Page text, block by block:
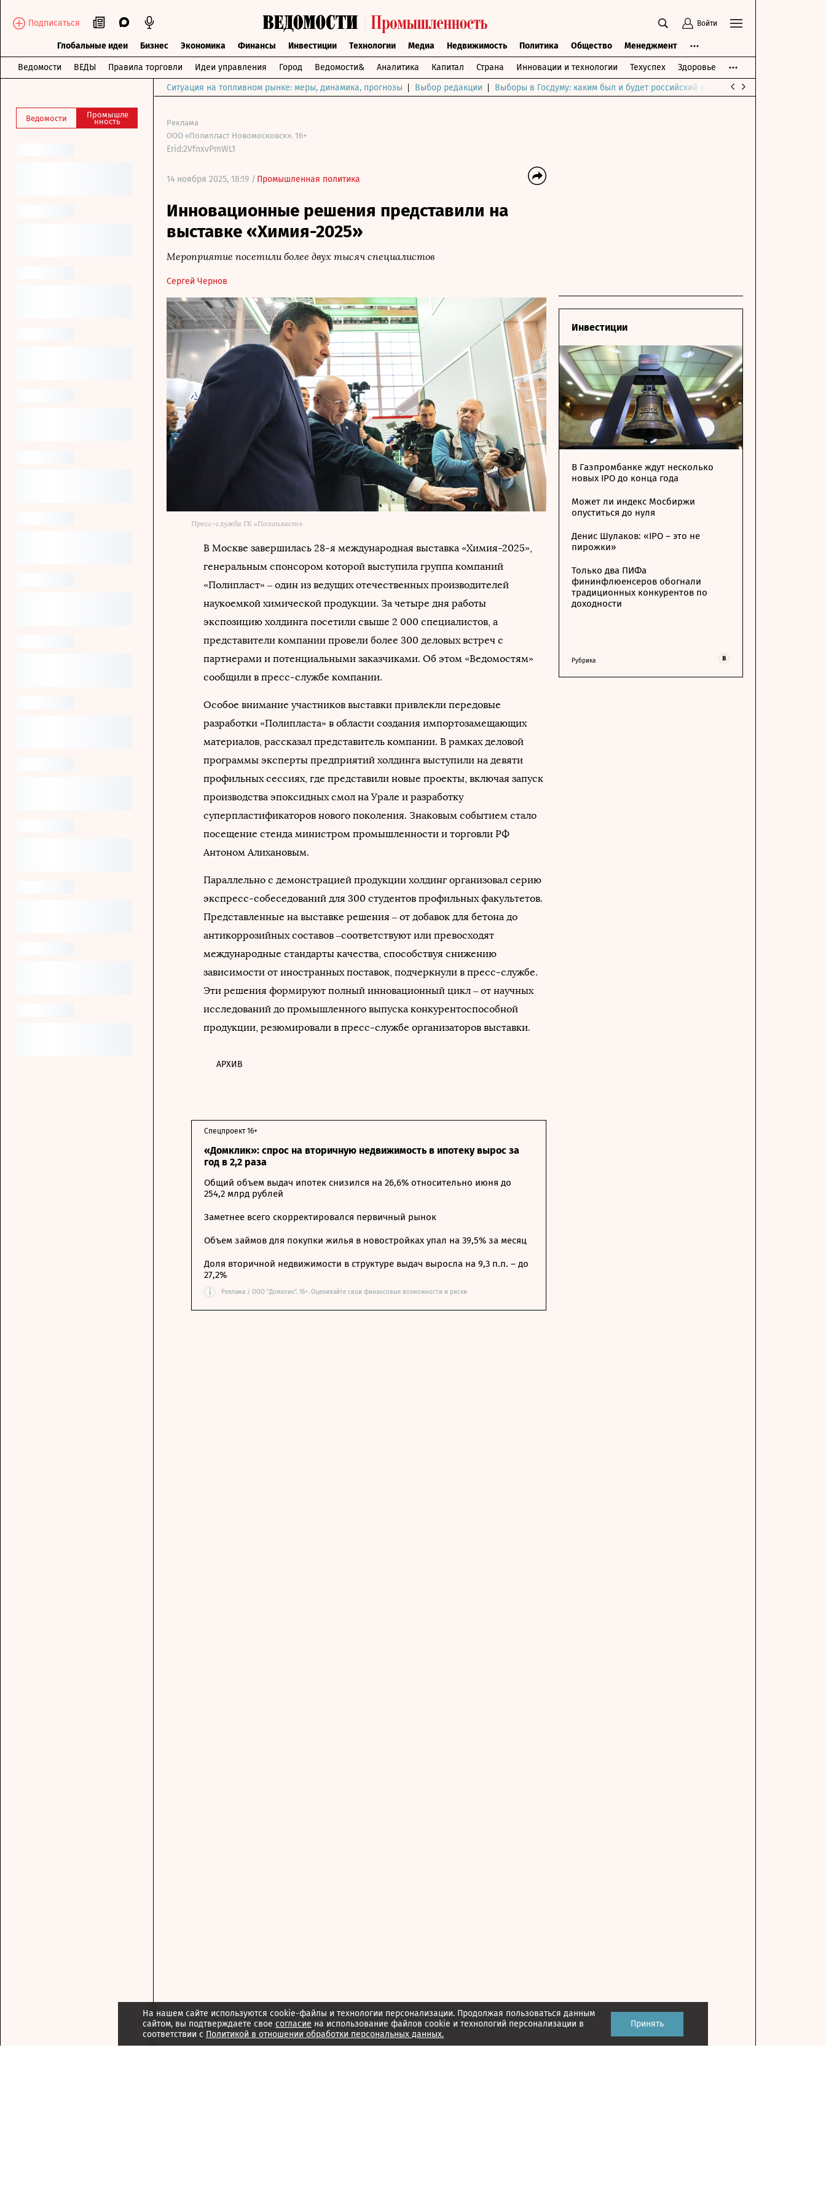
На нашем сайте используются cookie-файлы и технологии персонализации. Продолжая пользоваться данным
сайтом, вы подтверждаете свое согласие на использование файлов cookie и технологий персонализации в
соответствии с Политикой в отношении обработки персональных данных.
Принять
Подписаться Войти
Глобальные идеи Бизнес Экономика Финансы Инвестиции Технологии Медиа Недвижимость Политика Общество Менеджмент
Ведомости ВЕДЫ Правила торговли Идеи управления Город Ведомости& Аналитика Капитал Страна Инновации и технологии Техуспех Здоровье
Ведомости Промышле
нность
Ситуация на топливном рынке: меры, динамика, прогнозы Выбор редакции Выборы в Госдуму: каким был и будет российский парламент
Реклама
ООО «Полипласт Новомосковск». 16+
Erid:2VfnxvPmWL1
14 ноября 2025, 18:19 / Промышленная политика
Инновационные решения представили на
выставке «Химия-2025»
Мероприятие посетили более двух тысяч специалистов
Сергей Чернов
Пресс-служба ГК «Полипласт»
В Москве завершилась 28-я международная выставка «Химия-2025»,
генеральным спонсором которой выступила группа компаний
«Полипласт» – один из ведущих отечественных производителей
наукоемкой химической продукции. За четыре дня работы
экспозицию холдинга посетили свыше 2 000 специалистов, а
представители компании провели более 300 деловых встреч с
партнерами и потенциальными заказчиками. Об этом «Ведомостям»
сообщили в пресс-службе компании.
Особое внимание участников выставки привлекли передовые
разработки «Полипласта» в области создания импортозамещающих
материалов, рассказал представитель компании. В рамках деловой
программы эксперты предприятий холдинга выступили на девяти
профильных сессиях, где представили новые проекты, включая запуск
производства эпоксидных смол на Урале и разработку
суперпластификаторов нового поколения. Знаковым событием стало
посещение стенда министром промышленности и торговли РФ
Антоном Алихановым.
Параллельно с демонстрацией продукции холдинг организовал серию
экспресс-собеседований для 300 студентов профильных факультетов.
Представленные на выставке решения – от добавок для бетона до
антикоррозийных составов –соответствуют или превосходят
международные стандарты качества, способствуя снижению
зависимости от иностранных поставок, подчеркнули в пресс-службе.
Эти решения формируют полный инновационный цикл – от научных
исследований до промышленного выпуска конкурентоспособной
продукции, резюмировали в пресс-службе организаторов выставки.
АРХИВ
«Домклик»: спрос на вторичную недвижимость в ипотеку вырос за
год в 2,2 раза
Спецпроект 16+
Общий объем выдач ипотек снизился на 26,6% относительно июня до
254,2 млрд рублей
Заметнее всего скорректировался первичный рынок
Объем займов для покупки жилья в новостройках упал на 39,5% за месяц
Доля вторичной недвижимости в структуре выдач выросла на 9,3 п.п. – до
27,2%
i Реклама / ООО "Домклик". 16+. Оценивайте свои финансовые возможности и риски
Инвестиции
В Газпромбанке ждут несколько
новых IPO до конца года
Может ли индекс Мосбиржи
опуститься до нуля
Денис Шулаков: «IPO – это не
пирожки»
Только два ПИФа
фининфлюенсеров обогнали
традиционных конкурентов по
доходности
Рубрика